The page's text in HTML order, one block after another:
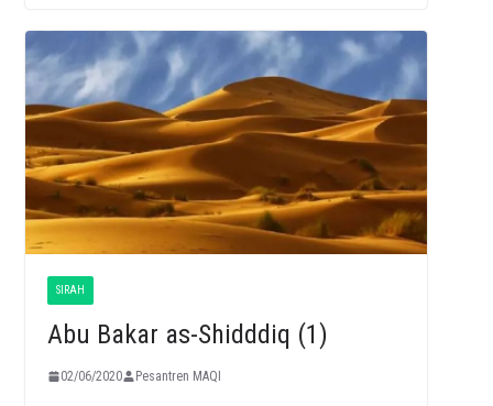
SIRAH
Abu Bakar as-Shidddiq (1)
02/06/2020 Pesantren MAQI